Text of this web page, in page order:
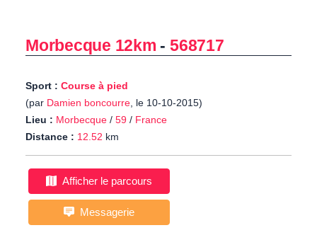
Morbecque 12km -568717
Sport : Course à pied
(par Damien boncourre, le 10-10-2015)
Lieu : Morbecque / 59 / France
Distance : 12.52 km
Afficher le parcours
Messagerie